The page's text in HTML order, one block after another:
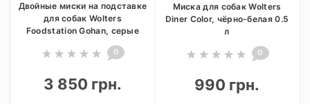
Двойные миски на подставке
для собак Wolters
Foodstation Gohan, серые
0
3 850 грн.
Миска для собак Wolters
Diner Color, чёрно-белая 0.5
л
0
990 грн.